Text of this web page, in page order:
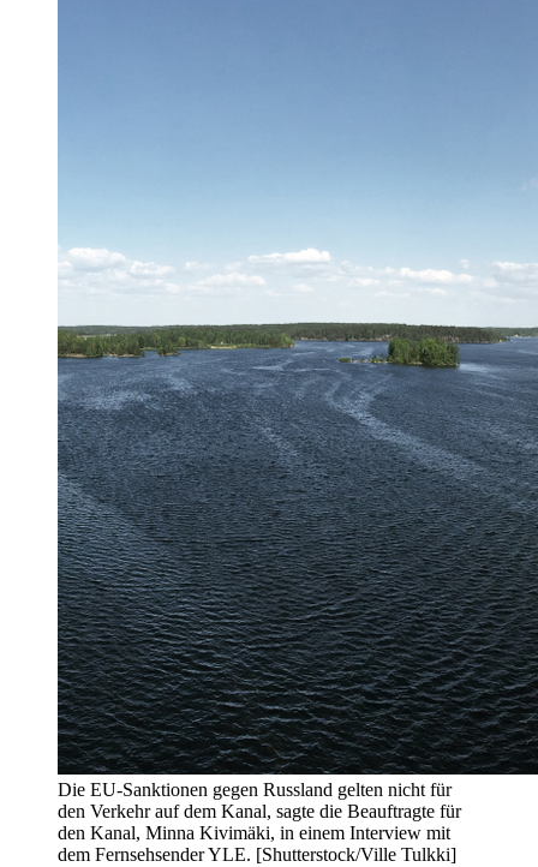
Die EU-Sanktionen gegen Russland gelten nicht für
den Verkehr auf dem Kanal, sagte die Beauftragte für
den Kanal, Minna Kivimäki, in einem Interview mit
dem Fernsehsender YLE. [Shutterstock/Ville Tulkki]